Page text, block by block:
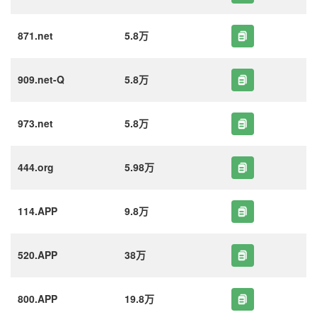
871.net 5.8万
909.net-Q 5.8万
973.net 5.8万
444.org 5.98万
114.APP 9.8万
520.APP 38万
800.APP 19.8万